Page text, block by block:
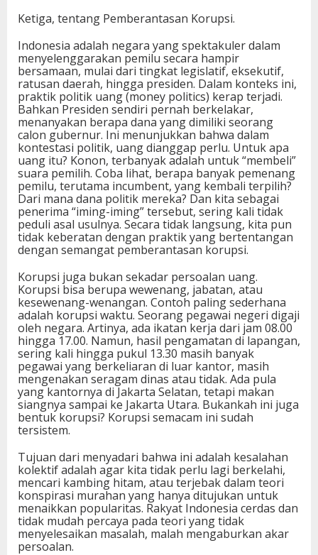
Ketiga, tentang Pemberantasan Korupsi.
Indonesia adalah negara yang spektakuler dalam
menyelenggarakan pemilu secara hampir
bersamaan, mulai dari tingkat legislatif, eksekutif,
ratusan daerah, hingga presiden. Dalam konteks ini,
praktik politik uang (money politics) kerap terjadi.
Bahkan Presiden sendiri pernah berkelakar,
menanyakan berapa dana yang dimiliki seorang
calon gubernur. Ini menunjukkan bahwa dalam
kontestasi politik, uang dianggap perlu. Untuk apa
uang itu? Konon, terbanyak adalah untuk “membeli”
suara pemilih. Coba lihat, berapa banyak pemenang
pemilu, terutama incumbent, yang kembali terpilih?
Dari mana dana politik mereka? Dan kita sebagai
penerima “iming-iming” tersebut, sering kali tidak
peduli asal usulnya. Secara tidak langsung, kita pun
tidak keberatan dengan praktik yang bertentangan
dengan semangat pemberantasan korupsi.
Korupsi juga bukan sekadar persoalan uang.
Korupsi bisa berupa wewenang, jabatan, atau
kesewenang-wenangan. Contoh paling sederhana
adalah korupsi waktu. Seorang pegawai negeri digaji
oleh negara. Artinya, ada ikatan kerja dari jam 08.00
hingga 17.00. Namun, hasil pengamatan di lapangan,
sering kali hingga pukul 13.30 masih banyak
pegawai yang berkeliaran di luar kantor, masih
mengenakan seragam dinas atau tidak. Ada pula
yang kantornya di Jakarta Selatan, tetapi makan
siangnya sampai ke Jakarta Utara. Bukankah ini juga
bentuk korupsi? Korupsi semacam ini sudah
tersistem.
Tujuan dari menyadari bahwa ini adalah kesalahan
kolektif adalah agar kita tidak perlu lagi berkelahi,
mencari kambing hitam, atau terjebak dalam teori
konspirasi murahan yang hanya ditujukan untuk
menaikkan popularitas. Rakyat Indonesia cerdas dan
tidak mudah percaya pada teori yang tidak
menyelesaikan masalah, malah mengaburkan akar
persoalan.